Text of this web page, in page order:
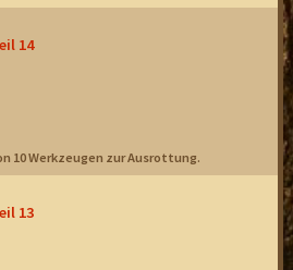
14
10 Werkzeugen zur Ausrottung.
13